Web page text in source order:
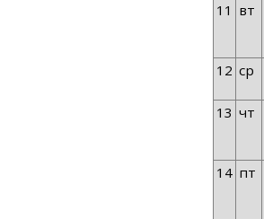
11 вт
12 ср
13 чт
14 пт